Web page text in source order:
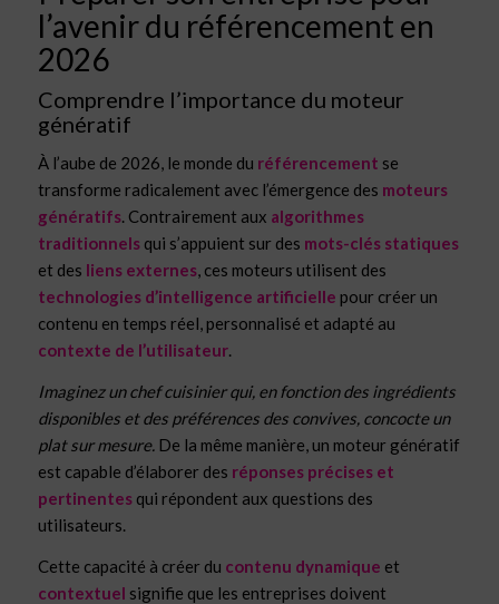
l’avenir du référencement en
2026
Comprendre l’importance du moteur
génératif
À l’aube de 2026, le monde du référencement se
transforme radicalement avec l’émergence des moteurs
génératifs. Contrairement aux algorithmes
traditionnelsqui s’appuient sur des mots-clés statiques
et des liens externes, ces moteurs utilisent des
technologies d’intelligence artificielle pour créer un
contenu en temps réel, personnalisé et adapté au
contexte de l’utilisateur.
Imaginez un chef cuisinier qui, en fonction des ingrédients
disponibles et des préférences des convives, concocte un
plat sur mesure.De la même manière, un moteur génératif
est capable d’élaborer des réponses précises et
pertinentesqui répondent aux questions des
utilisateurs.
Cette capacité à créer du contenu dynamique et
contextuel signifie que les entreprises doivent